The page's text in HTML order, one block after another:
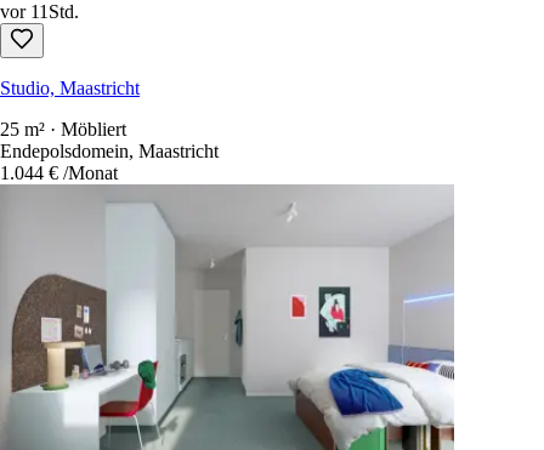
vor 11Std.
Studio, Maastricht
25 m² · Möbliert
Endepolsdomein, Maastricht
1.044 € /Monat